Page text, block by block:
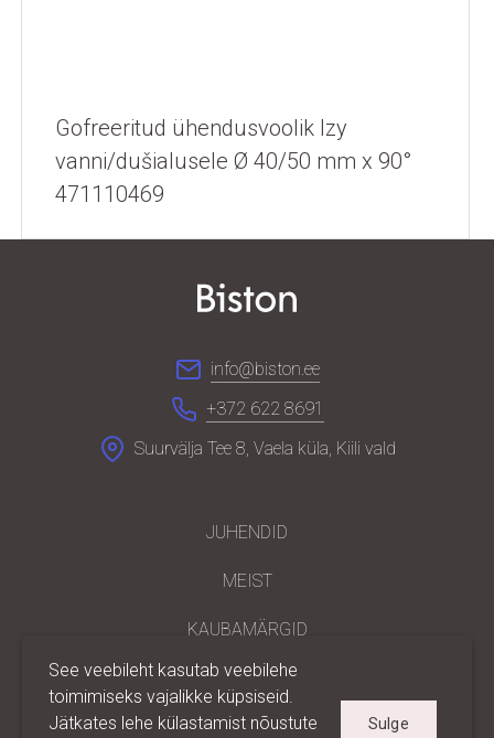
Gofreeritud ühendusvoolik Izy
vanni/dušialusele Ø 40/50 mm x 90°
471110469
info@biston.ee
+372 622 8691
Suurvälja Tee 8, Vaela küla, Kiili vald
JUHENDID
MEIST
KAUBAMÄRGID
PARTNERILE
KONTAKT
See veebileht kasutab veebilehe
toimimiseks vajalikke küpsiseid.
Jätkates lehe külastamist nõustute
Sulge